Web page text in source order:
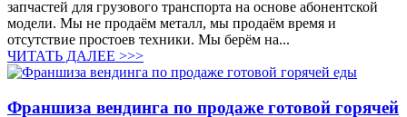
запчастей для грузового транспорта на основе абонентской
модели. Мы не продаём металл, мы продаём время и
отсутствие простоев техники. Мы берём на...
ЧИТАТЬ ДАЛЕЕ >>>
Франшиза вендинга по продаже готовой горячей